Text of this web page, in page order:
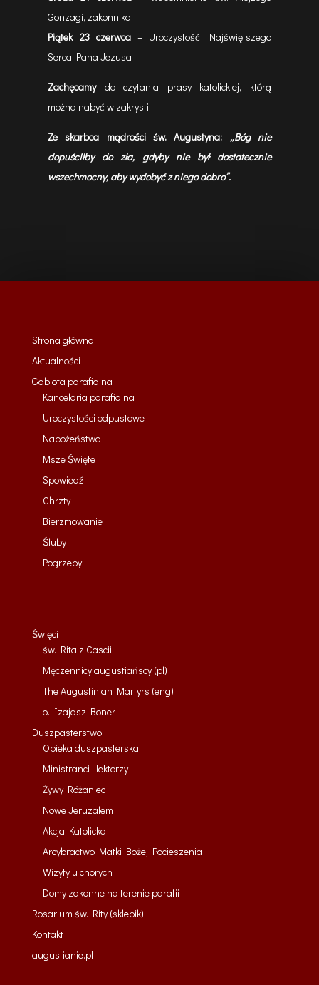
Gonzagi, zakonnika
Piątek 23 czerwca– Uroczystość Najświętszego
Serca Pana Jezusa
Zachęcamy do czytania prasy katolickiej, którą
można nabyć w zakrystii.
Ze skarbca mądrości św. Augustyna: „Bóg nie
dopuściłby do zła, gdyby nie był dostatecznie
wszechmocny, aby wydobyć z niego dobro”.
Strona główna
Aktualności
Gablota parafialna
Kancelaria parafialna
Uroczystości odpustowe
Nabożeństwa
Msze Święte
Spowiedź
Chrzty
Bierzmowanie
Śluby
Pogrzeby
Święci
św. Rita z Cascii
Męczennicy augustiańscy (pl)
The Augustinian Martyrs (eng)
o. Izajasz Boner
Duszpasterstwo
Opieka duszpasterska
Ministranci i lektorzy
Żywy Różaniec
Nowe Jeruzalem
Akcja Katolicka
Arcybractwo Matki Bożej Pocieszenia
Wizyty u chorych
Domy zakonne na terenie parafii
Rosarium św. Rity (sklepik)
Kontakt
augustianie.pl